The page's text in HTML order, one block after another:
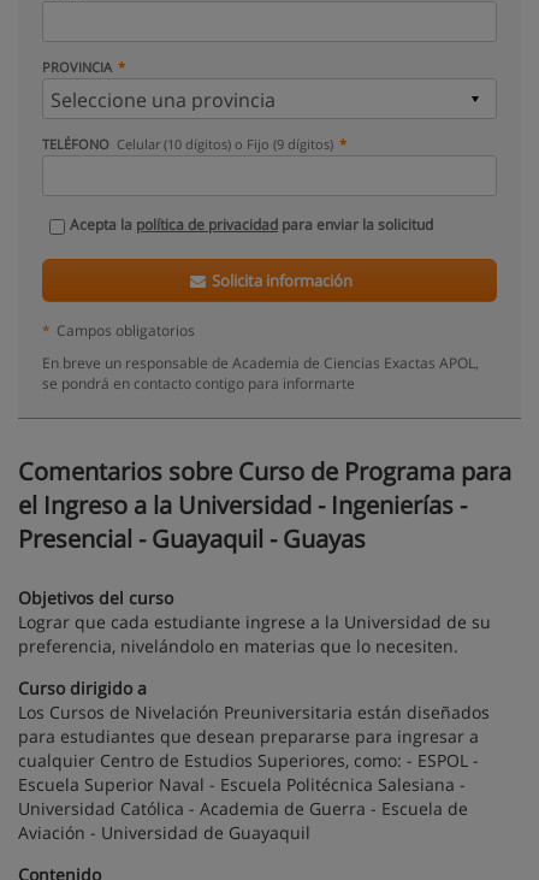
PROVINCIA
TELÉFONO Celular (10 dígitos) o Fijo (9 dígitos)
Acepta la política de privacidad para enviar la solicitud
Solicita información
* Campos obligatorios
En breve un responsable de Academia de Ciencias Exactas APOL,
se pondrá en contacto contigo para informarte
Comentarios sobre Curso de Programa para
el Ingreso a la Universidad - Ingenierías -
Presencial - Guayaquil - Guayas
Objetivos del curso
Lograr que cada estudiante ingrese a la Universidad de su
preferencia, nivelándolo en materias que lo necesiten.
Curso dirigido a
Los Cursos de Nivelación Preuniversitaria están diseñados
para estudiantes que desean prepararse para ingresar a
cualquier Centro de Estudios Superiores, como: - ESPOL -
Escuela Superior Naval - Escuela Politécnica Salesiana -
Universidad Católica - Academia de Guerra - Escuela de
Aviación - Universidad de Guayaquil
Contenido